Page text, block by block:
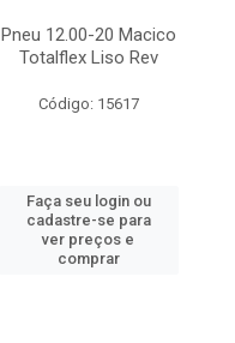
Pneu 12.00-20 Macico
Totalflex Liso Rev
Código: 15617
Faça seu login ou
cadastre-se para
ver preços e
comprar